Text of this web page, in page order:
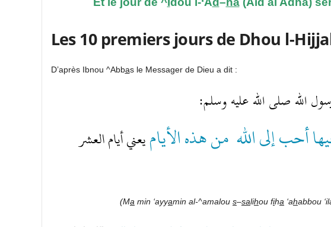
Les 10 premiers jours de Dhou l-
D’après Ibnou ^Abbas le Messager de Dieu a dit :
الله صلى الله عليه وسلم:
أحب إلى الله من هذه الأيام يعني أيام العشر
(Ma min ‘ayyamin al-^amalou s–salihou fiha ‘ahabbou